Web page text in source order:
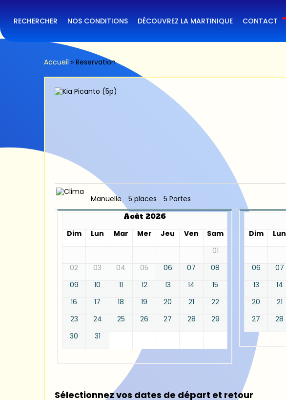
main
content
RECHERCHER NOS CONDITIONS DÉCOUVREZ LA MARTINIQUE CONTACT
Accueil » Reservation
Manuelle 5 places
5 Portes
Août 2026
Dim
Lun Mar Mer Jeu Ven
Sam
01
02
03 04 05 06 07
08
09
10 11 12 13 14
15
16
17 18 19 20 21
22
23
24 25 26 27 28
29
30
31
Dim
Lun
06
07
13
14
20
21
27
28
Sélectionnez vos dates de départ et retour